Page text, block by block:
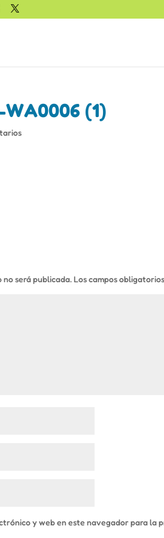
(1)
será publicada. Los campos
y web en este navegador para la